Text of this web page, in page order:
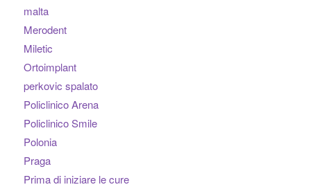
malta
Merodent
Miletic
Ortoimplant
perkovic spalato
Policlinico Arena
Policlinico Smile
Polonia
Praga
Prima di iniziare le cure